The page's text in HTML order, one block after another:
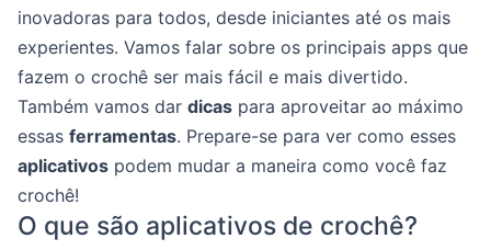
inovadoras para todos, desde iniciantes até os mais
experientes. Vamos falar sobre os principais apps que
fazem o crochê ser mais fácil e mais divertido.
Também vamos dar dicas para aproveitar ao máximo
essas ferramentas. Prepare-se para ver como esses
aplicativos podem mudar a maneira como você faz
crochê!
O que são aplicativos de crochê?